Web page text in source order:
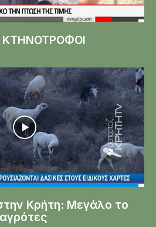
ΚΤΗΝΟΤΡΟΦΟΙ
Κρήτη: Μεγάλο το